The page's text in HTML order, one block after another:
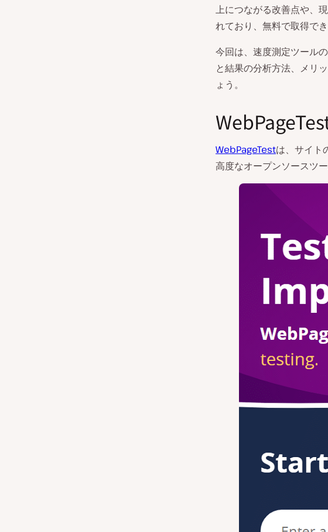
上につながる改善点や、
れており、無料で取得でき
今回は、速度測定ツール
と結果の分析方法、メリ
ょう。
WebPageTestは、サイト
高度なオープンソースツー